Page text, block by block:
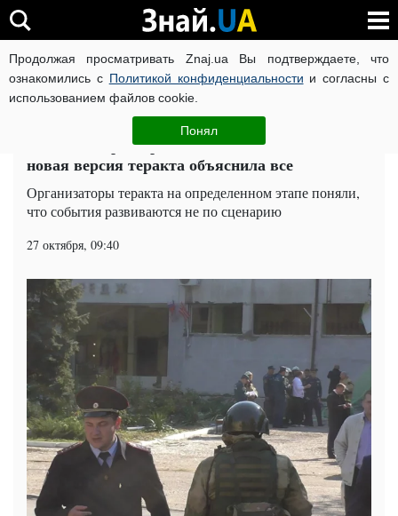
Продолжая просматривать Znaj.ua Вы подтверждаете, что
ознакомились с Политикой конфиденциальности и согласны с
использованием файлов cookie.
Понял
ВОЙНА РОССИИ ПРОТИВ УКРАИНЫ КОРОНАВИРУС В
ЧИТАТИ УКРАЇНСЬКОЮ
Бойню в Керчи организовал не Росляков:
новая версия теракта объяснила все
Организаторы теракта на определенном этапе поняли,
что события развиваются не по сценарию
27 октября, 09:40